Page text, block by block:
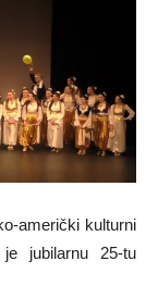
američki kulturni
jubilarnu 25-tu